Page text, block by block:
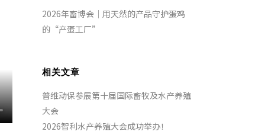
2026年畜博会｜用天然的产品守护蛋鸡
的“产蛋工厂”
相关文章
普维动保参展第十届国际畜牧及水产养殖
大会
2026智利水产养殖大会成功举办！